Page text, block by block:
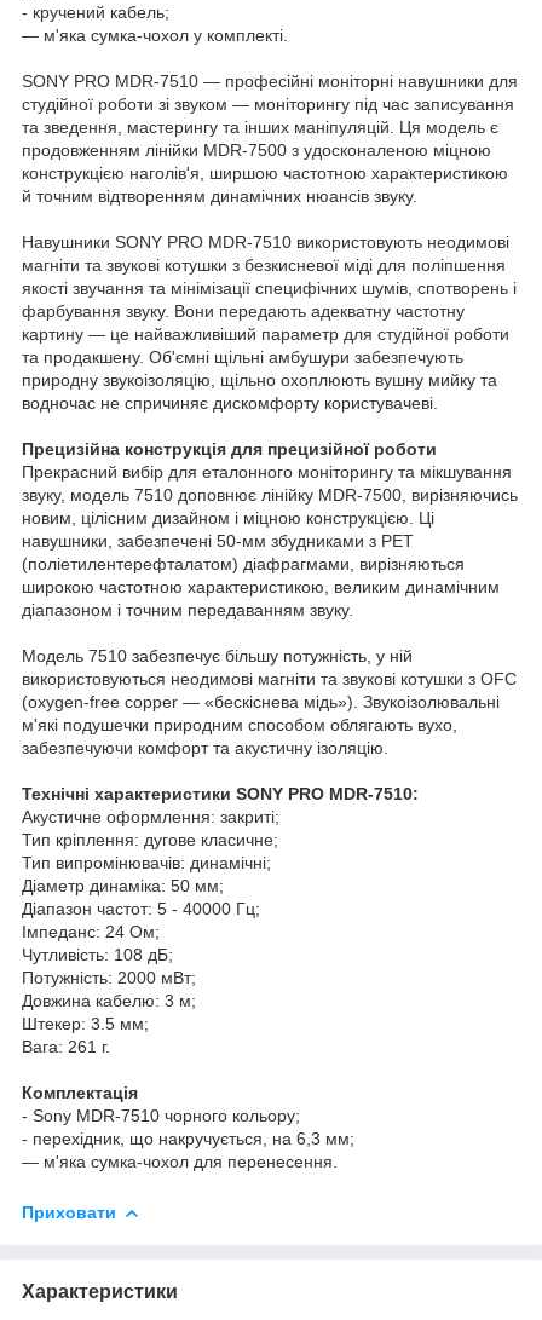
- кручений кабель;
— м'яка сумка-чохол у комплекті.
SONY PRO MDR-7510 — професійні моніторні навушники для
студійної роботи зі звуком — моніторингу під час записування
та зведення, мастерингу та інших маніпуляцій. Ця модель є
продовженням лінійки MDR-7500 з удосконаленою міцною
конструкцією наголів'я, ширшою частотною характеристикою
й точним відтворенням динамічних нюансів звуку.
Навушники SONY PRO MDR-7510 використовують неодимові
магніти та звукові котушки з безкисневої міді для поліпшення
якості звучання та мінімізації специфічних шумів, спотворень і
фарбування звуку. Вони передають адекватну частотну
картину — це найважливіший параметр для студійної роботи
та продакшену. Об'ємні щільні амбушури забезпечують
природну звукоізоляцію, щільно охоплюють вушну мийку та
водночас не спричиняє дискомфорту користувачеві.
Прецизійна конструкція для прецизійної роботи
Прекрасний вибір для еталонного моніторингу та мікшування
звуку, модель 7510 доповнює лінійку MDR-7500, вирізняючись
новим, цілісним дизайном і міцною конструкцією. Ці
навушники, забезпечені 50-мм збудниками з PET
(поліетилентерефталатом) діафрагмами, вирізняються
широкою частотною характеристикою, великим динамічним
діапазоном і точним передаванням звуку.
Модель 7510 забезпечує більшу потужність, у ній
використовуються неодимові магніти та звукові котушки з OFC
(oxygen-free copper — «бескіснева мідь»). Звукоізолювальні
м'які подушечки природним способом облягають вухо,
забезпечуючи комфорт та акустичну ізоляцію.
Технічні характеристики SONY PRO MDR-7510:
Акустичне оформлення: закриті;
Тип кріплення: дугове класичне;
Тип випромінювачів: динамічні;
Діаметр динаміка: 50 мм;
Діапазон частот: 5 - 40000 Гц;
Імпеданс: 24 Ом;
Чутливість: 108 дБ;
Потужність: 2000 мВт;
Довжина кабелю: 3 м;
Штекер: 3.5 мм;
Вага: 261 г.
Комплектація
- Sony MDR-7510 чорного кольору;
- перехідник, що накручується, на 6,3 мм;
— м'яка сумка-чохол для перенесення.
Приховати
Характеристики